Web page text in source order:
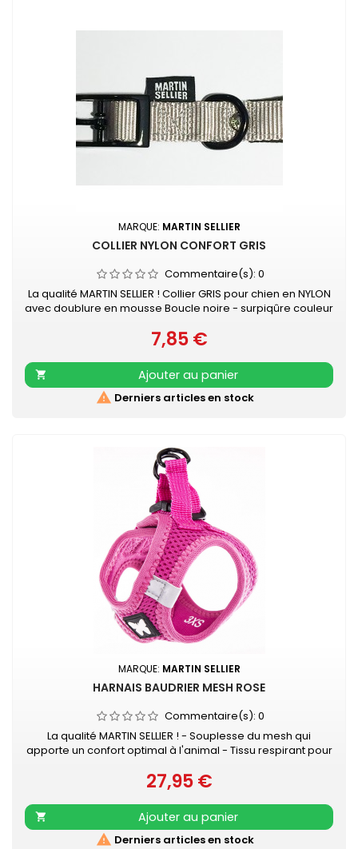
MARQUE: MARTIN SELLIER
COLLIER NYLON CONFORT GRIS
Commentaire(s): 0
La qualité MARTIN SELLIER ! Collier GRIS pour chien en NYLON
avec doublure en mousse Boucle noire - surpiqûre couleur
confort Nylon ultra-résistant Boucle laquée noire Couleur
acidulée qui soulignera tout type de pelage. Existe aussi en
turquoise, vert, rouge, orange, noir, mauve, rose et beige
Prix
7,85 €

Ajouter au panier
 Derniers articles en stock
MARQUE: MARTIN SELLIER
HARNAIS BAUDRIER MESH ROSE
Commentaire(s): 0
La qualité MARTIN SELLIER ! - Souplesse du mesh qui
apporte un confort optimal à l'animal - Tissu respirant pour
avec velcro et boucle rapide - S’attache à la laisse grâce
à 2 anneaux D métal, ce qui apporte une sécurité
supplémentaire
Prix
27,95 €

Ajouter au panier
 Derniers articles en stock